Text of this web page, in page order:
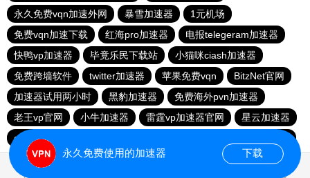
永久免费vqn加速外网
暴雪加速器
1元机场
免费vqn加速下载
红海pro加速器
电报telegeram加速器
快鸭vp加速器
毕竟乐民下载站
小猫咪ciash加速器
免费跨墙软件
twitter加速器 苹果免费vqn
BitzNet官网
加速器试用两小时
黑豹加速器
免费海外pvn加速器
老王vp官网
小牛加速器 雷霆vp加速器官网
星云加速器
quickq
永久免费使用的加速器 下载